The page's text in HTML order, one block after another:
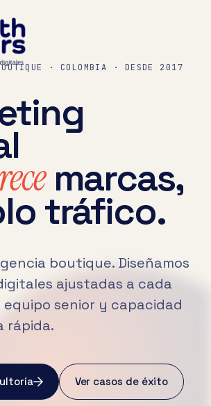
· COLOMBIA · DESDE 2017
marcas,
tráfico.
boutique. Diseñamos
ajustadas a cada
equipo senior y capacidad
rápida.
Ver casos de éxito